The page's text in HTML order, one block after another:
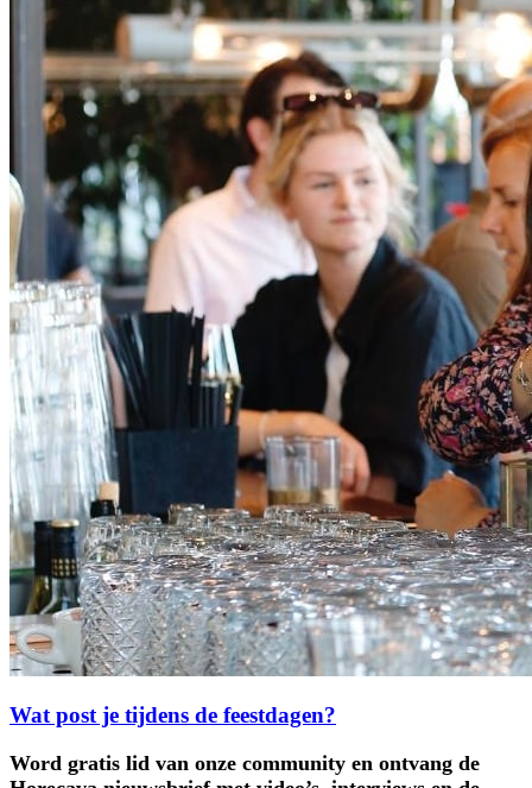
Wat post je tijdens de feestdagen?
Word gratis lid van onze community en ontvang de